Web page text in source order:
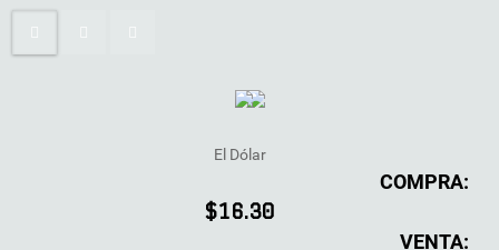
El Dólar
COMPRA:
$16.30
VENTA: